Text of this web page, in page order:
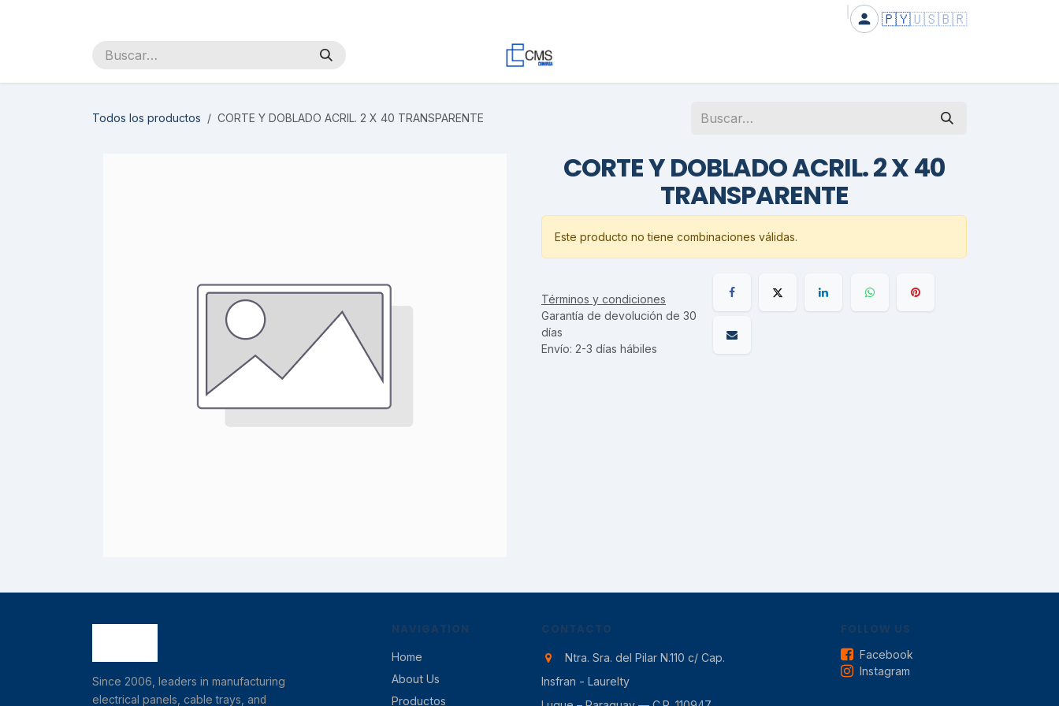
🇵🇾 🇺🇸🇧🇷
Todos los productos CORTE Y DOBLADO ACRIL. 2 X 40 TRANSPARENTE
CORTE Y DOBLADO ACRIL. 2 X 40
TRANSPARENTE
Este producto no tiene combinaciones válidas.
Términos y condiciones
Garantía de devolución de 30
días
Envío: 2-3 días hábiles
Since 2006, leaders in manufacturing
electrical panels, cable trays, and
NAVIGATION
Home
About Us
Productos
CONTACTO
Ntra. Sra. del Pilar N.110 c/ Cap.
Insfran - Laurelty
FOLLOW US
Facebook
Instagram